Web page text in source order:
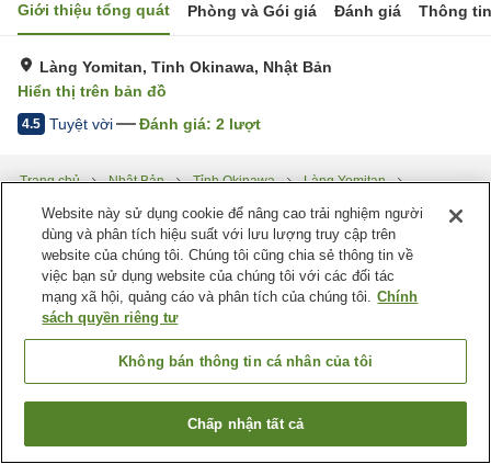
Giới thiệu tổng quát Phòng và Gói giá Đánh giá Thông
Làng Yomitan, Tỉnh Okinawa, Nhật Bản
Hiển thị trên bản đồ
4.5 Tuyệt vời Đánh giá: 2 lượt
Trang chủ Nhật Bản Tỉnh Okinawa
Làng Yomitan
Tìm phòng trống
Website này sử dụng cookie để nâng cao trải nghiệm người
dùng và phân tích hiệu suất với lưu lượng truy cập trên
website của chúng tôi. Chúng tôi cũng chia sẻ thông tin về
việc bạn sử dụng website của chúng tôi với các đối tác
mạng xã hội, quảng cáo và phân tích của chúng tôi. Chính
sách quyền riêng tư
Không bán thông tin cá nhân của tôi
Chấp nhận tất cả